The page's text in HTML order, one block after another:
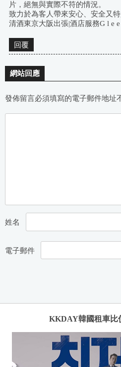
片，絕無與實際不符的情況。
致力於為客人帶來安心、安全又特
清酒東京大阪出張|酒店服務G l e
回覆
網站回應
發佈留言必須填寫的電子郵件地址
姓名
電子郵件
KKDAY韓國租車比